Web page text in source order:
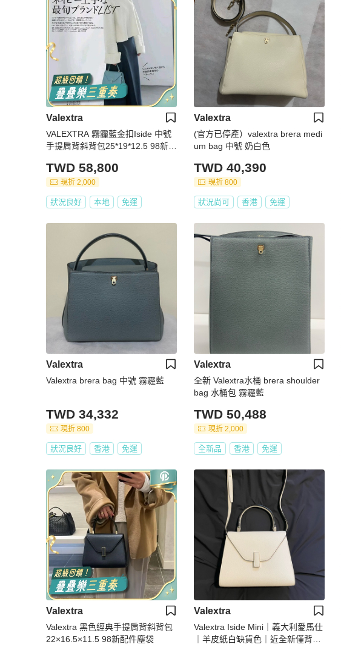
Valextra
VALEXTRA 霧霾藍金扣Iside 中號
手提肩背斜背包25*19*12.5 98新配
TWD 58,800
現折 2,000
狀況良好 本地 免運
Valextra
(官方已停產）valextra brera medi
um bag 中號 奶白色
TWD 40,390
現折 800
狀況尚可 香港 免運
Valextra
Valextra brera bag 中號 霧霾藍
TWD 34,332
現折 800
狀況良好 香港 免運
Valextra
全新 Valextra水桶 brera shoulder
bag 水桶包 霧霾藍
TWD 50,488
現折 2,000
全新品 香港 免運
Valextra
Valextra 黑色經典手提肩背斜背包
22×16.5×11.5 98新配件塵袋
Valextra
Valextra Iside Mini｜義大利愛馬仕
｜羊皮紙白缺貨色｜近全新僅背2